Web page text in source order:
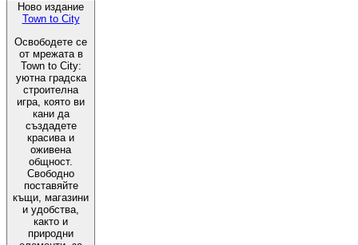
Ново издание
Town to City
Освободете се
от мрежата в
Town to City:
уютна градска
строителна
игра, която ви
кани да
създадете
красива и
оживена
общност.
Свободно
поставяйте
къщи, магазини
и удобства,
както и
природни